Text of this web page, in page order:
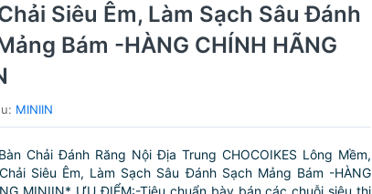
Siêu Êm, Làm Sạch Sâu Đánh
Bám -HÀNG CHÍNH HÃNG
MINIIN
Chải Đánh Răng Nội Địa Trung CHOCOIKES Lông Mềm,
Siêu Êm, Làm Sạch Sâu Đánh Sạch Mảng Bám -HÀNG
MINIIN* ƯU ĐIỂM:-Tiêu chuẩn bày bán các chuỗi siêu thị